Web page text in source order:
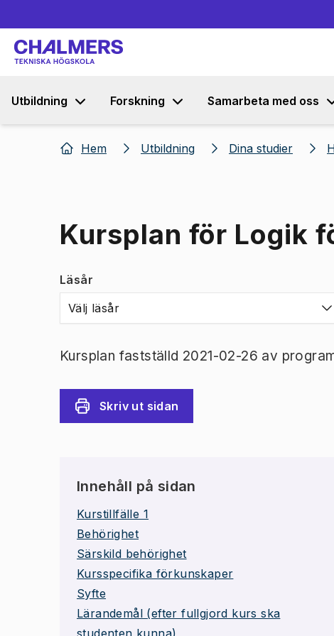
Utbildning Forskning Samarbeta med oss
Hem Utbildning Dina studier
Kursplan för Logik
Läsår
Välj läsår
Kursplan fastställd 2021-02-26 av
Skriv ut sidan
Innehåll på sidan
Kurstillfälle 1
Behörighet
Särskild behörighet
Kursspecifika förkunskaper
Syfte
Lärandemål (efter fullgjord kurs ska
studenten kunna)